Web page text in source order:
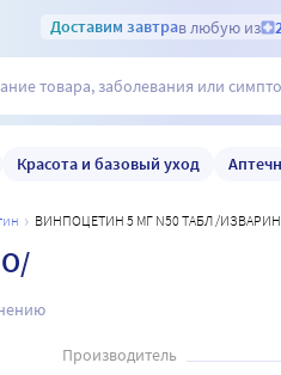
Доставим завтрав любую из
Красота и базовый уход
ВИНПОЦЕТИН 5 МГ N50 ТАБЛ /
Производитель